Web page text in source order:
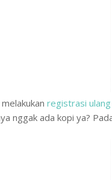
registrasi ulang
nggak ada kopi ya?